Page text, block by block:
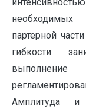
необходимых
партерной
гибкости
Амплитуда и